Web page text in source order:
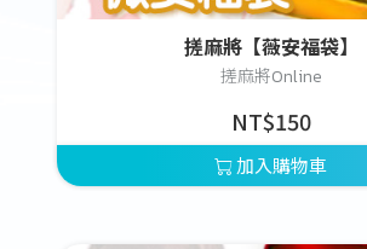
搓麻將【薇安福袋】
搓麻將Online
NT$150
加入購物車